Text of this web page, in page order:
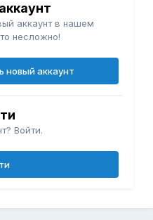
аккаунт в нашем
несложно!
новый аккаунт
Войти.